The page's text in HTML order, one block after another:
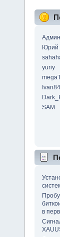
Юрий
yuriy
Ivan84
SAM
в